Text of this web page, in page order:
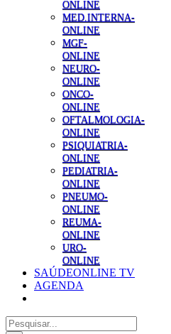
ONLINE
MED.INTERNA-
ONLINE
MGF-
ONLINE
NEURO-
ONLINE
ONCO-
ONLINE
OFTALMOLOGIA-
ONLINE
PSIQUIATRIA-
ONLINE
PEDIATRIA-
ONLINE
PNEUMO-
ONLINE
REUMA-
ONLINE
URO-
ONLINE
SAÚDEONLINE TV
AGENDA
Pesquisar